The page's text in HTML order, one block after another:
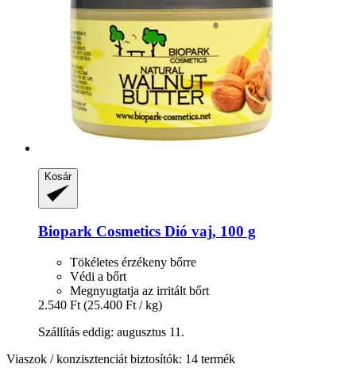
Kosár
Biopark Cosmetics Dió vaj, 100 g
Tökéletes érzékeny bőrre
Védi a bőrt
Megnyugtatja az irritált bőrt
2.540 Ft (25.400 Ft / kg)
Szállítás eddig: augusztus 11.
Viaszok / konzisztenciát biztosítók: 14 termék